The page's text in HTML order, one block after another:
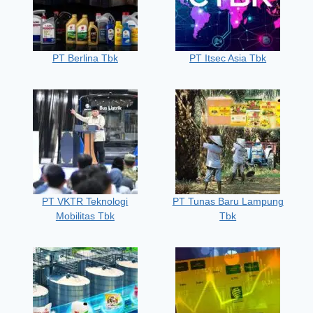
PT Berlina Tbk PT Itsec Asia Tbk
PT VKTR Teknologi
Mobilitas Tbk
PT Tunas Baru Lampung
Tbk